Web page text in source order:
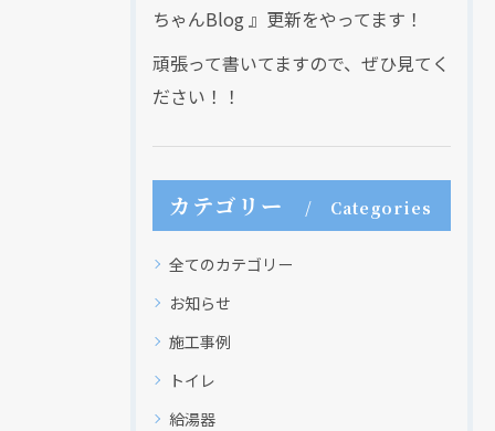
ちゃんBlog 』更新をやってます！
頑張って書いてますので、ぜひ見てく
ださい！！
カテゴリー Categories
全てのカテゴリー
お知らせ
施工事例
トイレ
給湯器